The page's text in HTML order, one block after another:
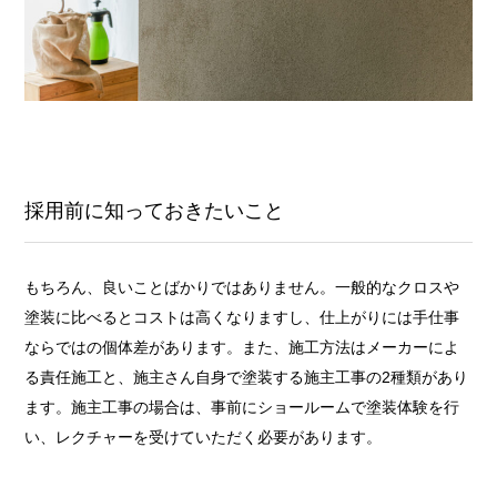
採用前に知っておきたいこと
もちろん、良いことばかりではありません。一般的なクロスや
塗装に比べるとコストは高くなりますし、仕上がりには手仕事
ならではの個体差があります。また、施工方法はメーカーによ
る責任施工と、施主さん自身で塗装する施主工事の2種類があり
ます。施主工事の場合は、事前にショールームで塗装体験を行
い、レクチャーを受けていただく必要があります。